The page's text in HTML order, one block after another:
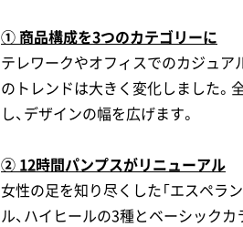
① 商品構成を3つのカテゴリーに
テレワークやオフィスでのカジュア
のトレンドは大きく変化しました。
し、デザインの幅を広げます。
② 12時間パンプスがリニューアル
女性の足を知り尽くした「エスペラ
ル、ハイヒールの3種とベーシック